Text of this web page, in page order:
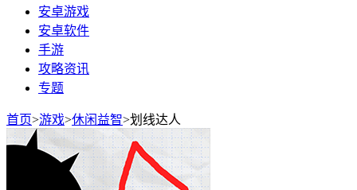
安卓游戏
安卓软件
手游
攻略资讯
专题
首页>游戏>休闲益智>划线达人